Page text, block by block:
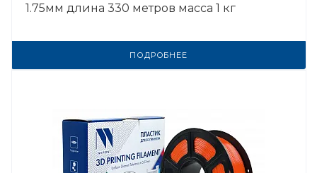
1.75мм длина 330 метров масса 1 кг
ПОДРОБНЕЕ